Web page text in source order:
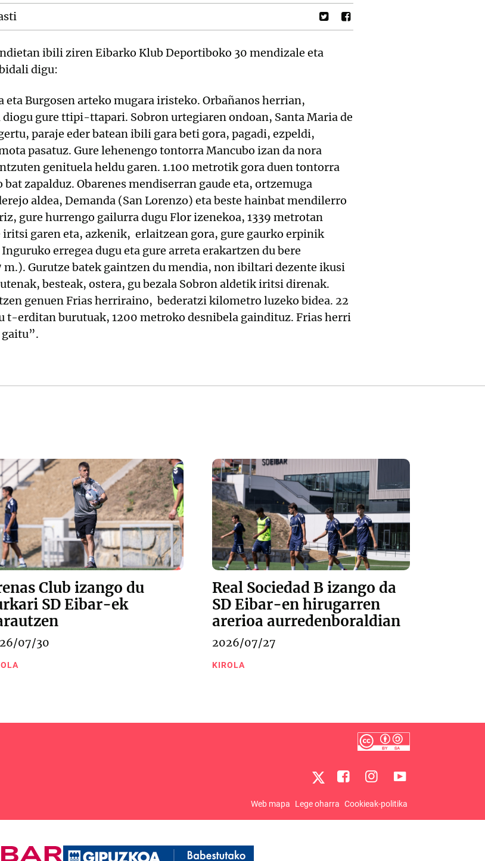
ibili ziren Eibarko Klub Deportiboko 30 mendizale eta
digu:
eta Burgosen arteko mugara iristeko. Orbañanos herrian,
gure ttipi-ttapari. Sobron urtegiaren ondoan, Santa Maria de
paraje eder batean ibili gara beti gora, pagadi, ezpeldi,
pasatuz. Gure lehenengo tontorra Mancubo izan da nora
genituela heldu garen. 1.100 metrotik gora duen tontorra
zapalduz. Obarenes mendiserran gaude eta, ortzemuga
aldea, Demanda (San Lorenzo) eta beste hainbat mendilerro
gure hurrengo gailurra dugu Flor izenekoa, 1339 metrotan
iritsi garen eta, azkenik, erlaitzean gora, gure gaurko erpinik
erregea dugu eta gure arreta erakartzen du bere
m.). Gurutze batek gaintzen du mendia, non ibiltari dezente ikusi
besteak, ostera, gu bezala Sobron aldetik iritsi direnak.
genuen Frias herriraino, bederatzi kilometro luzeko bidea. 22
t-erditan burutuak, 1200 metroko desnibela gaindituz. Frias herri
Club izango du
SD Eibar-ek
07/30
Real Sociedad B izango da
SD Eibar-en hirugarren
arerioa aurredenboraldian
2026/07/27
KIROLA
Web mapa Lege oharra Cookieak-politika